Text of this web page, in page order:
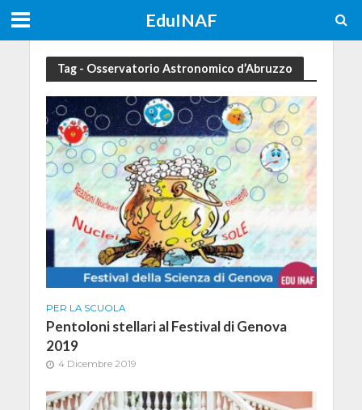
EduINAF
Tag - Osservatorio Astronomico d’Abruzzo
PER LA SCUOLA
Pentoloni stellari al Festival di Genova
2019
4 Dicembre 2019